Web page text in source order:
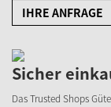
IHRE ANFRAGE
Sicher
Das Trusted Shops